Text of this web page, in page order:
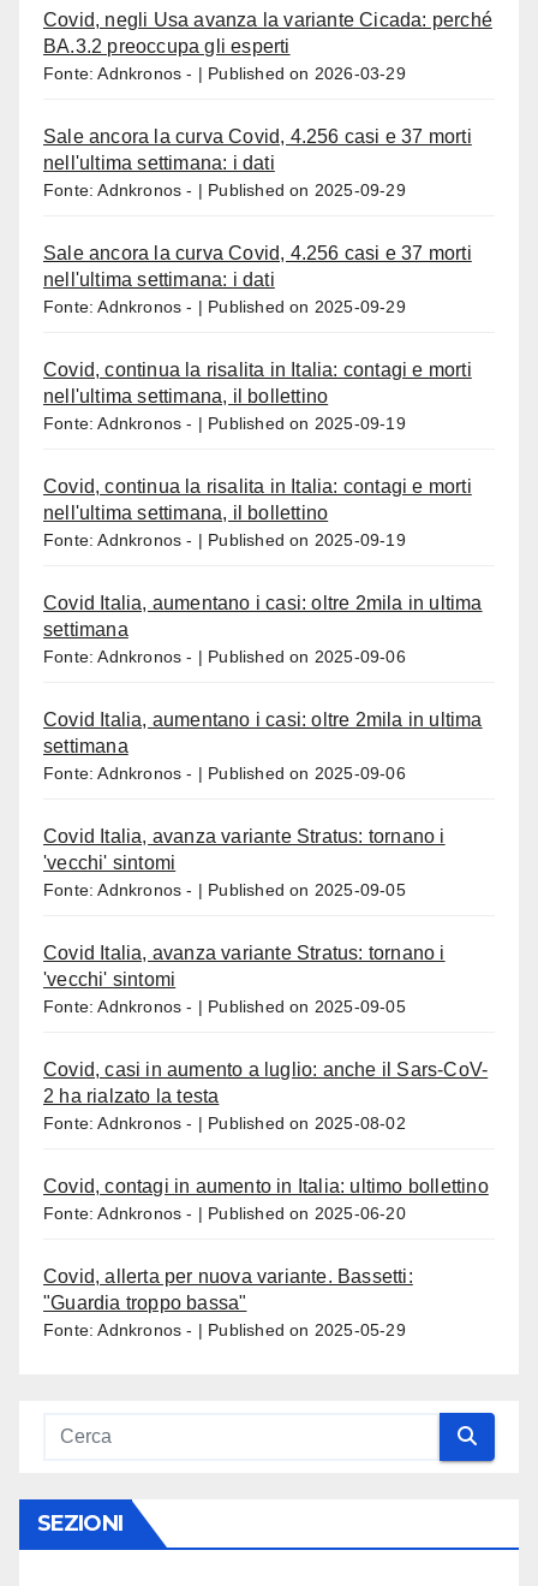
Covid, negli Usa avanza la variante Cicada: perché
BA.3.2 preoccupa gli esperti
Fonte: Adnkronos - Published on 2026-03-29
Sale ancora la curva Covid, 4.256 casi e 37 morti
nell'ultima settimana: i dati
Fonte: Adnkronos - Published on 2025-09-29
Sale ancora la curva Covid, 4.256 casi e 37 morti
nell'ultima settimana: i dati
Fonte: Adnkronos - Published on 2025-09-29
Covid, continua la risalita in Italia: contagi e morti
nell'ultima settimana, il bollettino
Fonte: Adnkronos - Published on 2025-09-19
Covid, continua la risalita in Italia: contagi e morti
nell'ultima settimana, il bollettino
Fonte: Adnkronos - Published on 2025-09-19
Covid Italia, aumentano i casi: oltre 2mila in ultima
settimana
Fonte: Adnkronos - Published on 2025-09-06
Covid Italia, aumentano i casi: oltre 2mila in ultima
settimana
Fonte: Adnkronos - Published on 2025-09-06
Covid Italia, avanza variante Stratus: tornano i
'vecchi' sintomi
Fonte: Adnkronos - Published on 2025-09-05
Covid Italia, avanza variante Stratus: tornano i
'vecchi' sintomi
Fonte: Adnkronos - Published on 2025-09-05
Covid, casi in aumento a luglio: anche il Sars-CoV-
2 ha rialzato la testa
Fonte: Adnkronos - Published on 2025-08-02
Covid, contagi in aumento in Italia: ultimo bollettino
Fonte: Adnkronos - Published on 2025-06-20
Covid, allerta per nuova variante. Bassetti:
"Guardia troppo bassa"
Fonte: Adnkronos - Published on 2025-05-29
SEZIONI